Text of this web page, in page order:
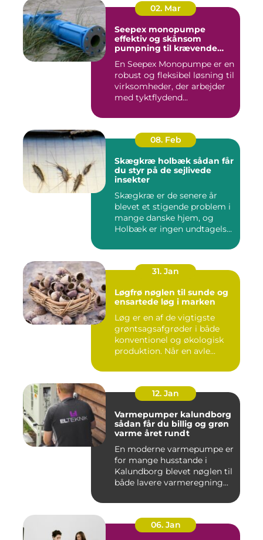
02. Mar
Seepex monopumpe
effektiv og skånsom
pumpning til krævende
En Seepex Monopumpe er en
robust og fleksibel løsning til
virksomheder, der arbejder
med tyktflydend...
08. Feb
Skægkræ holbæk sådan får
du styr på de sejlivede
insekter
Skægkræ er de senere år
blevet et stigende problem i
mange danske hjem, og
Holbæk er ingen undtagels...
31. Jan
Løgfrø nøglen til sunde og
ensartede løg i marken
Løg er en af de vigtigste
grøntsagsafgrøder i både
konventionel og økologisk
produktion. Når en avle...
12. Jan
Varmepumper kalundborg
sådan får du billig og grøn
varme året rundt
En moderne varmepumpe er
for mange husstande i
Kalundborg blevet nøglen til
både lavere varmeregning...
06. Jan